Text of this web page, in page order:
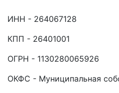
ИНН - 264067128
КПП - 26401001
ОГРН - 1130280065926
ОКФС - Муниципальная